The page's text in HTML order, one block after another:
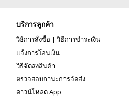
บริการลูกค้า
วิธีการสั่งซื้อ | วิธีการชำระเงิน
แจ้งการโอนเงิน
วิธีจัดส่งสินค้า
ตรวจสอบถานะการจัดส่ง
ดาวน์โหลด App